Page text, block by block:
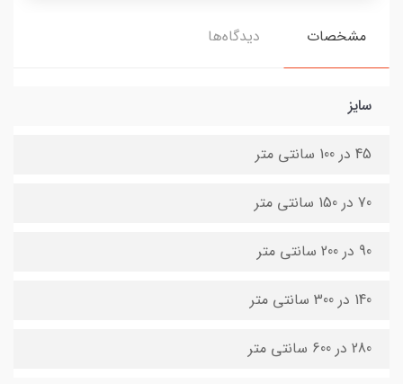
مشخصات دیدگاه‌ها
سایز
45 در 100 سانتی متر
70 در 150 سانتی متر
90 در 200 سانتی متر
140 در 300 سانتی متر
280 در 600 سانتی متر